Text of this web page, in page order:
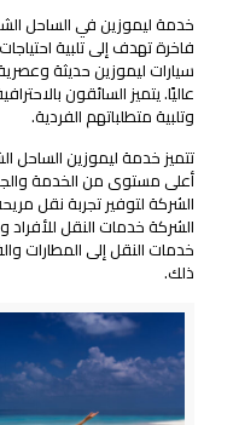
خدمة ليموزين في الساحل
فاخرة تهدف إلى تلبية
سيارات ليموزين حديثة
عاليًا. يتميز السائقون
وتلبية متطلباتهم الفردية.
تتميز خدمة ليموزين الساحل
أعلى مستوى من الخدمة
الشركة لتوفير تجربة نقل
الشركة خدمات النقل
خدمات النقل إلى المطارات
ذلك.